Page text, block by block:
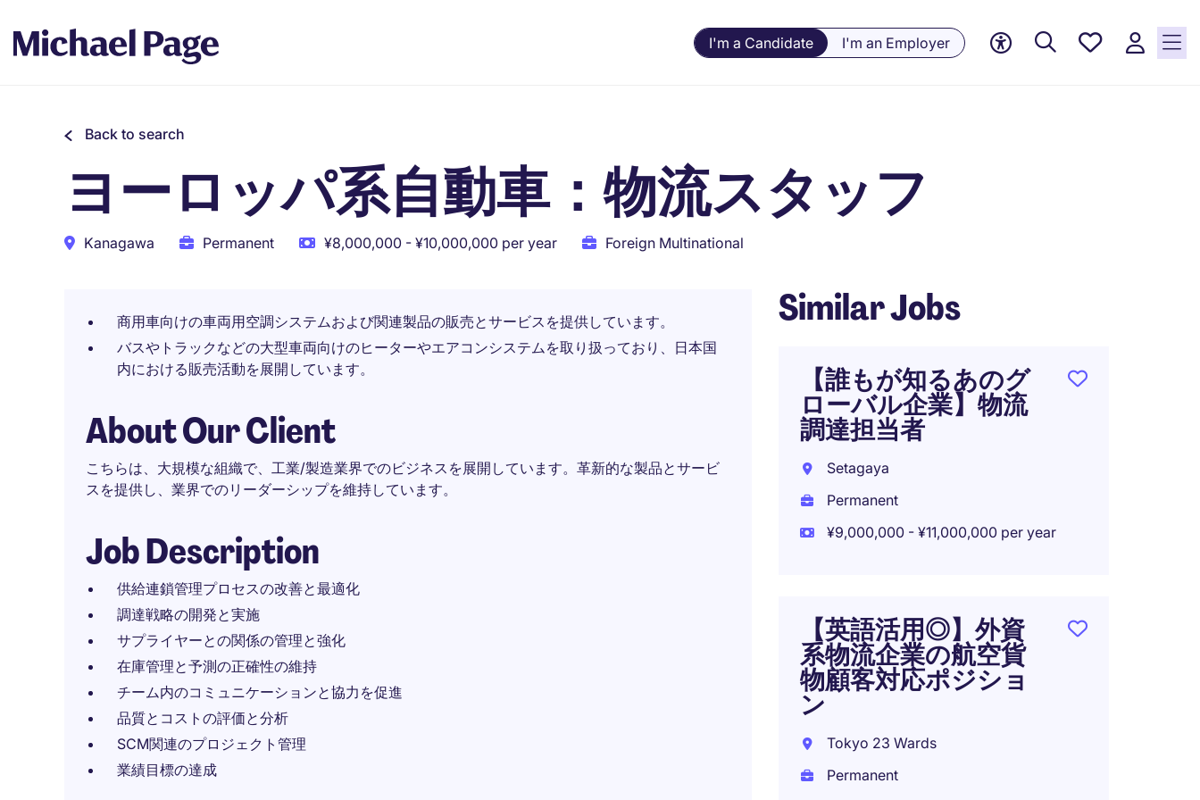
I'm a Candidate I'm an Employer
Saved
Back to search
ヨーロッパ系自動車：物流スタッフ
Kanagawa Permanent ¥8,000,000 - ¥10,000,000 per year Foreign Multinational
商用車向けの車両用空調システムおよび関連製品の販売とサービスを提供しています。
バスやトラックなどの大型車両向けのヒーターやエアコンシステムを取り扱っており、日本国
内における販売活動を展開しています。
About Our Client
こちらは、大規模な組織で、工業/製造業界でのビジネスを展開しています。革新的な製品とサービ
スを提供し、業界でのリーダーシップを維持しています。
Job Description
供給連鎖管理プロセスの改善と最適化
調達戦略の開発と実施
サプライヤーとの関係の管理と強化
在庫管理と予測の正確性の維持
チーム内のコミュニケーションと協力を促進
品質とコストの評価と分析
SCM関連のプロジェクト管理
業績目標の達成
Similar Jobs
【誰もが知るあのグ
ローバル企業】物流
調達担当者
Setagaya
Permanent
¥9,000,000 - ¥11,000,000 per year
【英語活用◎】外資
系物流企業の航空貨
物顧客対応ポジショ
ン
Tokyo 23 Wards
Permanent